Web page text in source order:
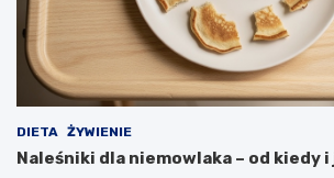
DIETA ŻYWIENIE
Naleśniki dla niemowlaka – od kiedy i